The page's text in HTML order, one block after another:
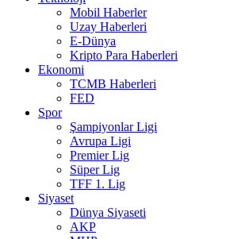
Mobil Haberler
Uzay Haberleri
E-Dünya
Kripto Para Haberleri
Ekonomi
TCMB Haberleri
FED
Spor
Şampiyonlar Ligi
Avrupa Ligi
Premier Lig
Süper Lig
TFF 1. Lig
Siyaset
Dünya Siyaseti
AKP